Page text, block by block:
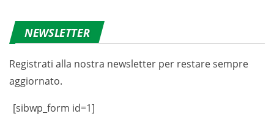
NEWSLETTER
Registrati alla nostra newsletter per restare sempre
aggiornato.
[sibwp_form id=1]